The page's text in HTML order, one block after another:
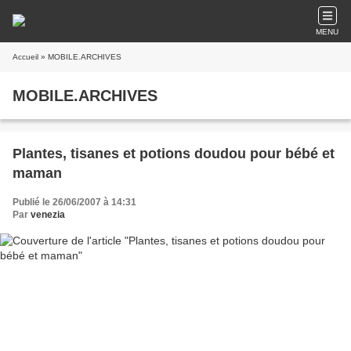
MENU
Accueil » MOBILE.ARCHIVES
MOBILE.ARCHIVES
Plantes, tisanes et potions doudou pour bébé et
maman
Publié le 26/06/2007 à 14:31
Par venezia